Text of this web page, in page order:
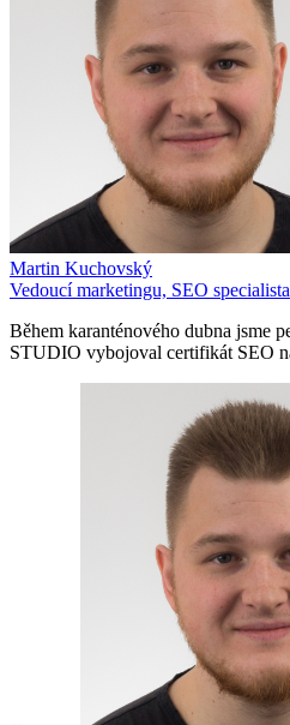
Martin Kuchovský
Vedoucí marketingu, SEO specialista
Během karanténového dubna jsme
STUDIO vybojoval certifikát SEO